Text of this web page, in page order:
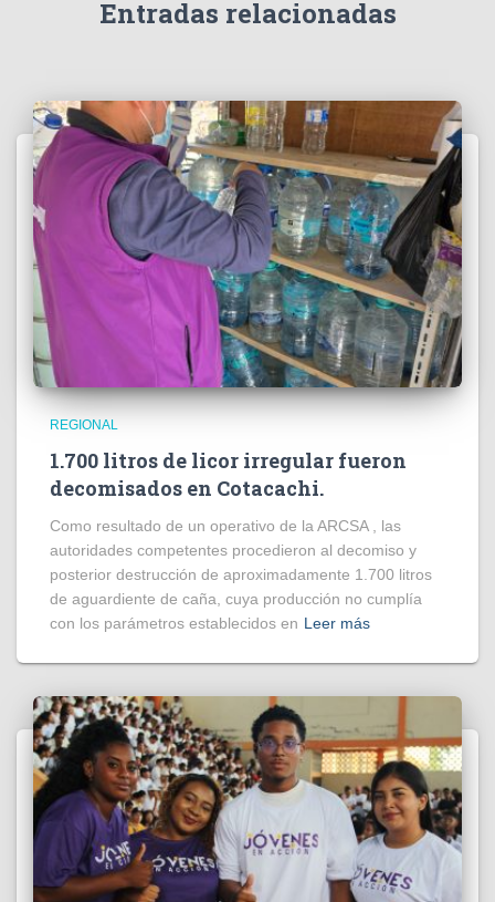
Entradas relacionadas
REGIONAL
1.700 litros de licor irregular fueron
decomisados en Cotacachi.
Como resultado de un operativo de la ARCSA , las
autoridades competentes procedieron al decomiso y
posterior destrucción de aproximadamente 1.700 litros
de aguardiente de caña, cuya producción no cumplía
con los parámetros establecidos en Leer más